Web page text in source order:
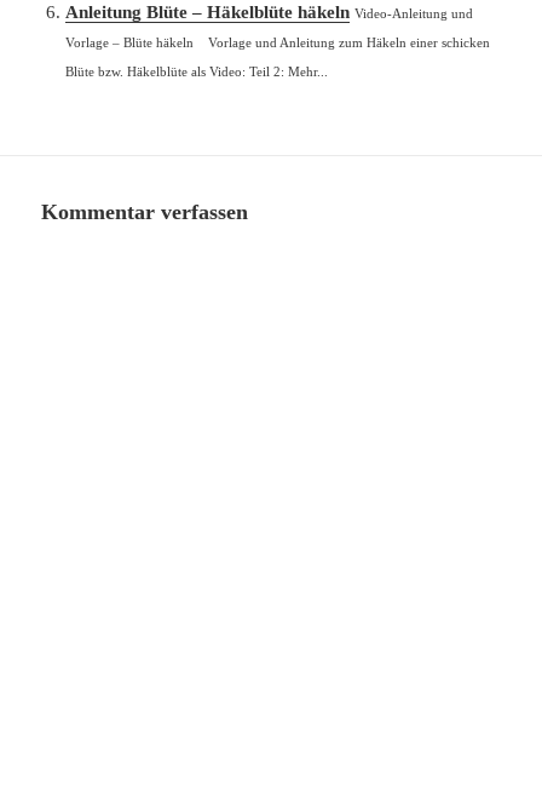
Anleitung Blüte – Häkelblüte häkeln Video-Anleitung und
Vorlage – Blüte häkeln Vorlage und Anleitung zum Häkeln einer schicken
Blüte bzw. Häkelblüte als Video: Teil 2: Mehr...
Kommentar verfassen